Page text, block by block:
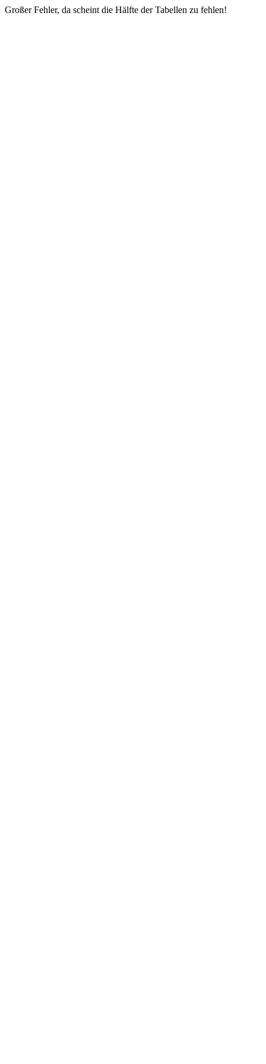
Großer Fehler, da scheint die Hälfte der Tabellen zu fehlen!